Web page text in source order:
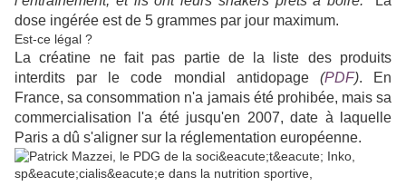
dose ingérée est de 5 grammes par jour maximum.
Est-ce légal ?
La créatine ne fait pas partie de la liste des produits
interdits par le code mondial antidopage (PDF). En
France, sa consommation n'a jamais été prohibée, mais sa
commercialisation l'a été jusqu'en 2007, date à laquelle
Paris a dû s'aligner sur la réglementation européenne.